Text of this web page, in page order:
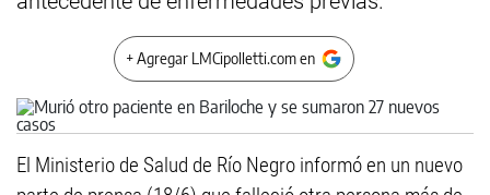
+ Agregar LMCipolletti.com en
El Ministerio de Salud de Río Negro informó en un nuevo